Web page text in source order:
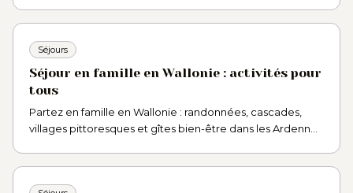
Séjours
Séjour en famille en Wallonie : activités pour
tous
Partez en famille en Wallonie : randonnées, cascades,
villages pittoresques et gîtes bien-être dans les Ardennes